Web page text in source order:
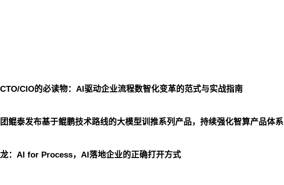
CIO的必读物：AI驱动企业流程数智化变革的范式与实战指南
鲲泰发布基于鲲鹏技术路线的大模型训推系列产品，持续强化智算产品体系
：AI for Process，AI落地企业的正确打开方式